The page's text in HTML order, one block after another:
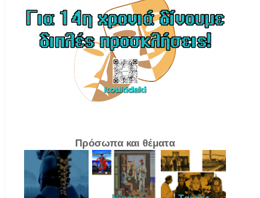
Πρόσωπα και θέματα